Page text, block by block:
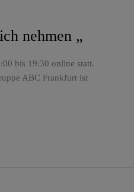
nehmen „
bis 19:30 online statt.
ABC Frankfurt ist